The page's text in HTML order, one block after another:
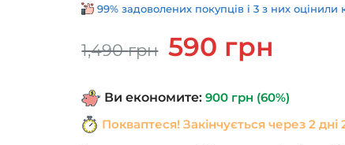
99% задоволених покупців і 3 з них
1,490грн
Оригінальна
ціна:
590 грн
Ви економите:900 грн (60%)
Покваптеся! Закінчується через2 дні